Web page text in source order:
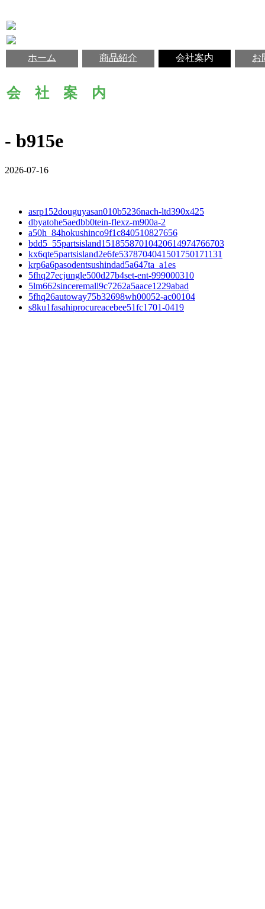
ホーム 商品紹介 会社案内 お
会 社 案 内
- b915e
2026-07-16
asrp152douguyasan010b5236nach-ltd390x425
dbyatohe5aedbb0tein-flexz-m900a-2
a50h_84hokushinco9f1c840510827656
bdd5_55partsisland15185587010420614974766703
kx6qte5partsisland2e6fe5378704041501750171131
krp6a6pasodentsushindad5a647ta_a1es
5fhq27ecjungle500d27b4set-ent-999000310
5lm662sinceremall9c7262a5aace1229abad
5fhq26autoway75b32698wh00052-ac00104
s8ku1fasahiprocureacebee51fc1701-0419